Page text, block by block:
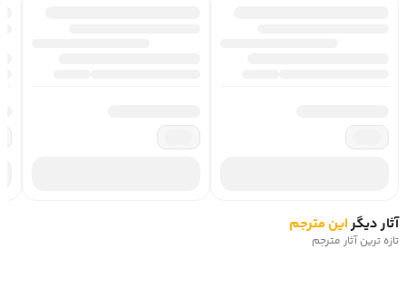
آثار دیگراین مترجم
تازه ترین آثار مترجم